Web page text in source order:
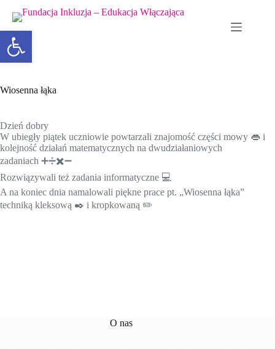
Wiosenna łąka
Dzień dobry
W ubiegły piątek uczniowie powtarzali znajomość części mowy 👄 i
kolejność działań matematycznych na dwudziałaniowych
zadaniach ➕➗✖️➖
Rozwiązywali też zadania informatyczne 💻
A na koniec dnia namalowali piękne prace pt. „Wiosenna łąka”
techniką kleksową ✒️ i kropkowaną ✏️
O nas
Otwórz pasek narzędzi